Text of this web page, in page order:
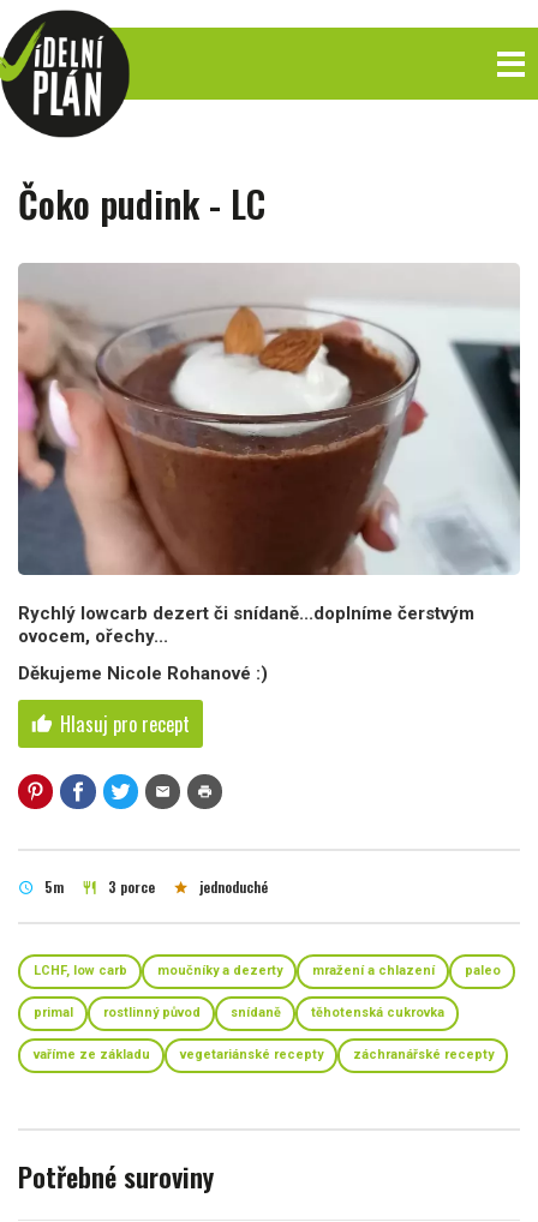
Čoko pudink - LC
Rychlý lowcarb dezert či snídaně...doplníme čerstvým
ovocem, ořechy...
Děkujeme Nicole Rohanové :)
thumb_up Hlasuj pro recept
mail print
schedule 5m restaurant 3 porce star jednoduché
LCHF, low carb moučníky a dezerty mražení a chlazení paleo
primal rostlinný původ snídaně těhotenská cukrovka
vaříme ze základu vegetariánské recepty záchranářské recepty
Potřebné suroviny